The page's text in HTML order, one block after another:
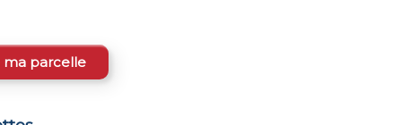
ma parcelle